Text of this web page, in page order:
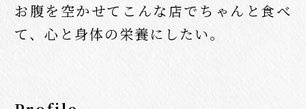
お腹を空かせてこんな店でちゃんと食べ
て、心と身体の栄養にしたい。